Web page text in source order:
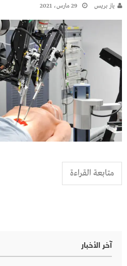
يـاز بريـس 29 مارس، 2021
متابعة القراءة
آخر الأخبار